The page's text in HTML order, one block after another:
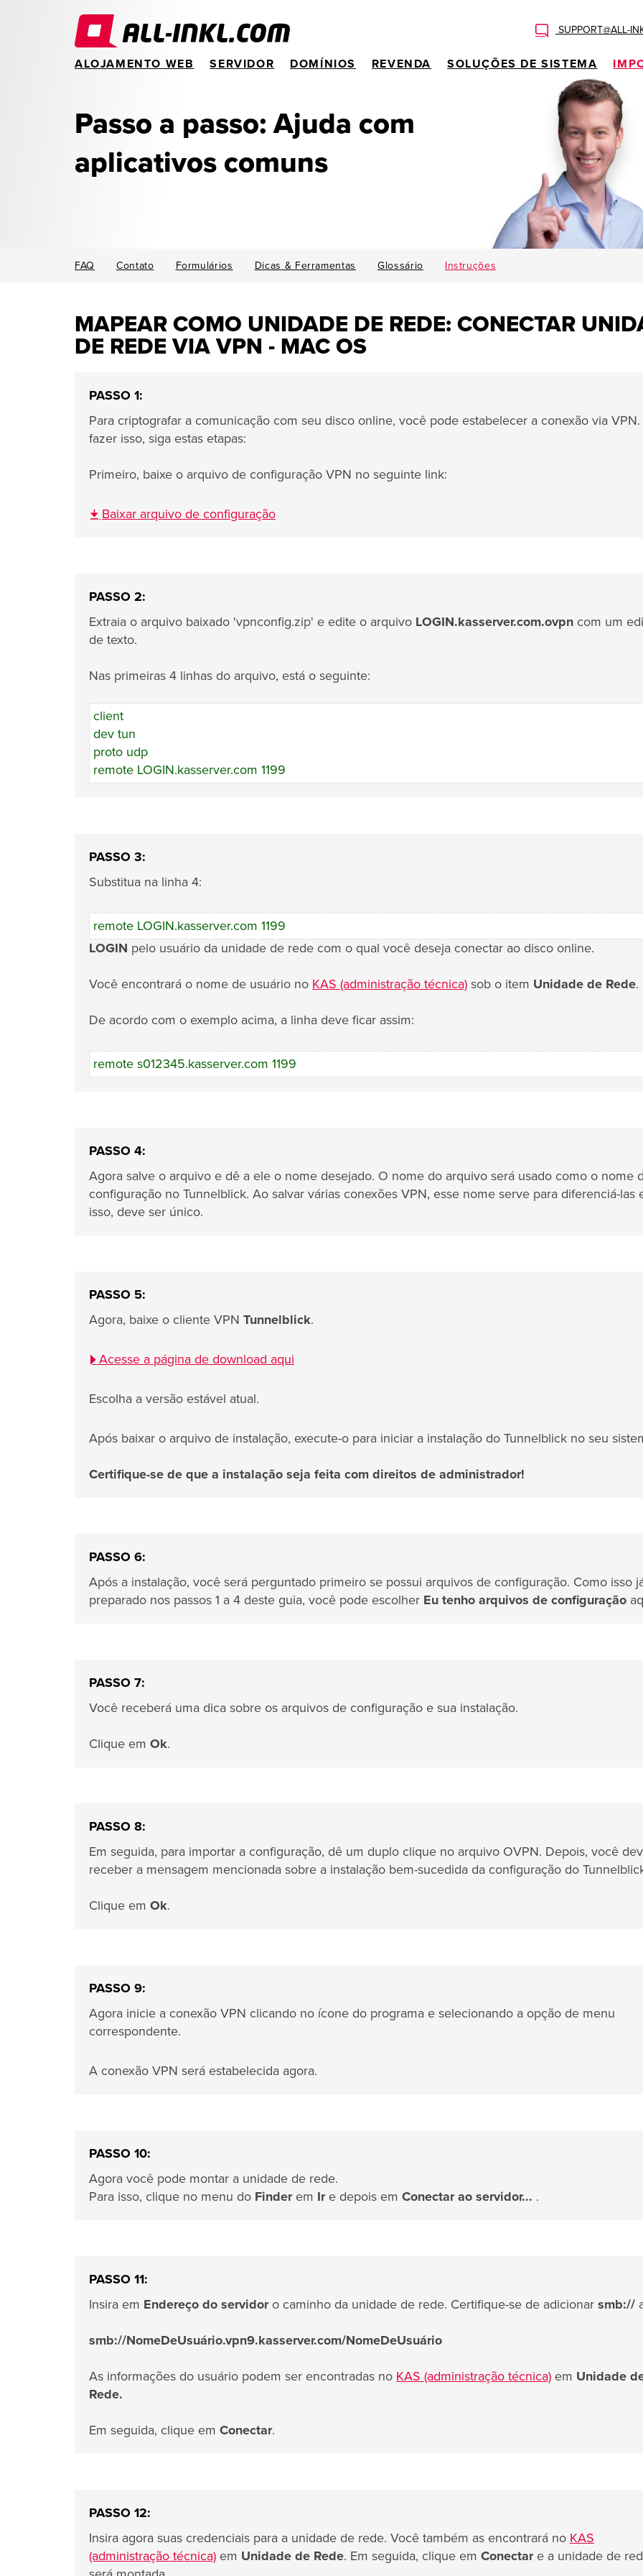
SUPPORT@ALL-
ALOJAMENTO WEB SERVIDOR DOMÍNIOS REVENDA SOLUÇÕES DE SISTEMA
Passo a passo: Ajuda com
aplicativos comuns
FAQ Contato Formulários Dicas & Ferramentas Glossário Instruções
MAPEAR COMO UNIDADE DE REDE: CONECTAR
DE REDE VIA VPN - MAC OS
PASSO 1:
Para criptografar a comunicação com seu disco online, você pode estabelecer a conexão via VPN.
fazer isso, siga estas etapas:
Primeiro, baixe o arquivo de configuração VPN no seguinte link:
Baixar arquivo de configuração
PASSO 2:
Extraia o arquivo baixado 'vpnconfig.zip' e edite o arquivo LOGIN.kasserver.com.ovpn com um
de texto.
Nas primeiras 4 linhas do arquivo, está o seguinte:
client
dev tun
proto udp
remote LOGIN.kasserver.com 1199
PASSO 3:
Substitua na linha 4:
remote LOGIN.kasserver.com 1199
LOGIN pelo usuário da unidade de rede com o qual você deseja conectar ao disco online.
Você encontrará o nome de usuário no KAS (administração técnica) sob o item Unidade de Rede.
De acordo com o exemplo acima, a linha deve ficar assim:
remote s012345.kasserver.com 1199
PASSO 4:
Agora salve o arquivo e dê a ele o nome desejado. O nome do arquivo será usado como o nome
configuração no Tunnelblick. Ao salvar várias conexões VPN, esse nome serve para diferenciá-las
isso, deve ser único.
PASSO 5:
Agora, baixe o cliente VPN Tunnelblick.
Acesse a página de download aqui
Escolha a versão estável atual.
Após baixar o arquivo de instalação, execute-o para iniciar a instalação do Tunnelblick no seu
Certifique-se de que a instalação seja feita com direitos de administrador!
PASSO 6:
Após a instalação, você será perguntado primeiro se possui arquivos de configuração. Como isso
preparado nos passos 1 a 4 deste guia, você pode escolher Eu tenho arquivos de configuração
PASSO 7:
Você receberá uma dica sobre os arquivos de configuração e sua instalação.
Clique em Ok.
PASSO 8:
Em seguida, para importar a configuração, dê um duplo clique no arquivo OVPN. Depois, você
receber a mensagem mencionada sobre a instalação bem-sucedida da configuração do
Clique em Ok.
PASSO 9:
Agora inicie a conexão VPN clicando no ícone do programa e selecionando a opção de menu
correspondente.
A conexão VPN será estabelecida agora.
PASSO 10:
Agora você pode montar a unidade de rede.
Para isso, clique no menu do Finderem Ire depois em Conectar ao servidor... .
PASSO 11:
Insira em Endereço do servidoro caminho da unidade de rede. Certifique-se de adicionar smb://
smb://NomeDeUsuário.vpn9.kasserver.com/NomeDeUsuário
As informações do usuário podem ser encontradas no KAS (administração técnica) em Unidade
Rede.
Em seguida, clique em Conectar.
PASSO 12:
Insira agora suas credenciais para a unidade de rede. Você também as encontrará no KAS
(administração técnica) em Unidade de Rede. Em seguida, clique em Conectare a unidade de